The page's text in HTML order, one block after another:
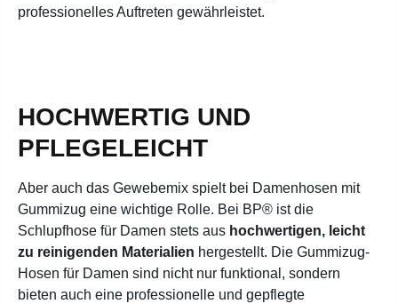
professionelles Auftreten gewährleistet.
HOCHWERTIG UND
PFLEGELEICHT
Aber auch das Gewebemix spielt bei Damenhosen mit
Gummizug eine wichtige Rolle. Bei BP® ist die
Schlupfhose für Damen stets aus hochwertigen, leicht
zu reinigenden Materialien hergestellt. Die Gummizug-
Hosen für Damen sind nicht nur funktional, sondern
bieten auch eine professionelle und gepflegte